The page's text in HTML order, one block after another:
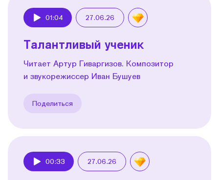
01:04 27.06.26
Талантливый ученик
Читает Артур Гиваргизов. Композитор
и звукорежиссер Иван Бушуев
Поделиться
00:33 27.06.26